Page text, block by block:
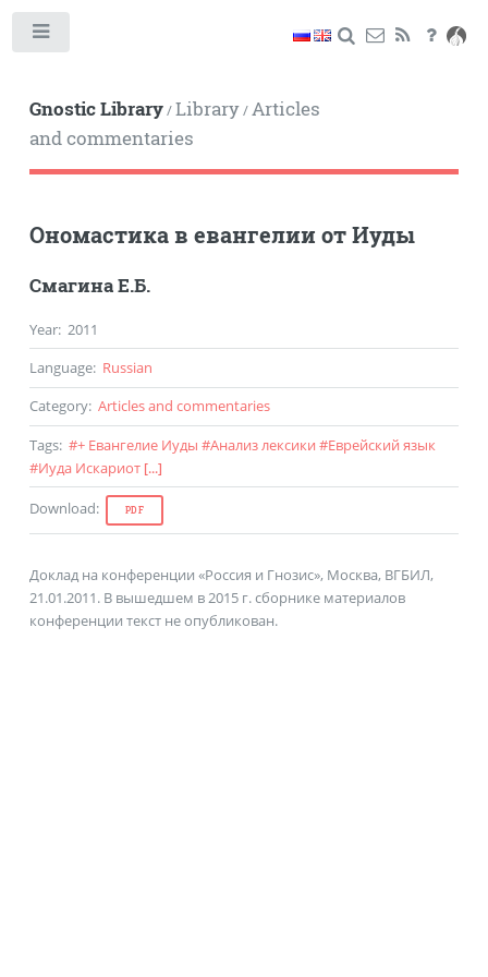
Gnostic Library/Library/Articles
and commentaries
Ономастика в евангелии от Иуды
Смагина Е.Б.
Year: 2011
Language: Russian
Category: Articles and commentaries
Tags: #+ Евангелие Иуды #Анализ лексики #Еврейский язык
#Иуда Искариот [...]
Download: PDF
Доклад на конференции «Россия и Гнозис», Москва, ВГБИЛ,
21.01.2011. В вышедшем в 2015 г. сборнике материалов
конференции текст не опубликован.